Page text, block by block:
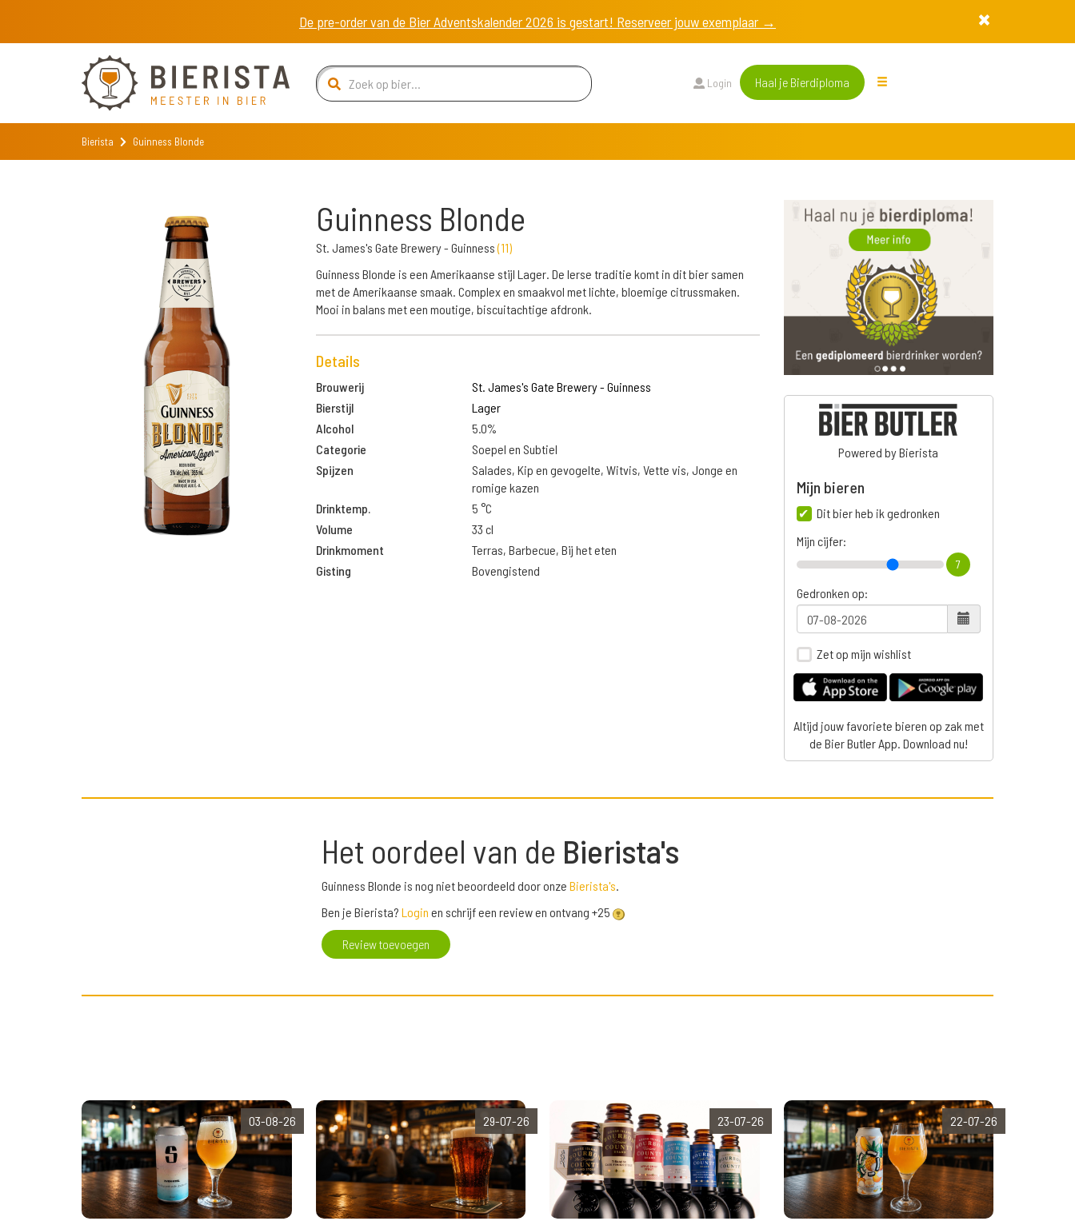
De pre-order van de Bier Adventskalender 2026 is gestart! Reserveer jouw exemplaar →
Login Haal je Bierdiploma
Bierista Guinness Blonde
Guinness Blonde
St. James's Gate Brewery - Guinness(11)
Guinness Blonde is een Amerikaanse stijl Lager. De Ierse traditie komt in dit bier samen
met de Amerikaanse smaak. Complex en smaakvol met lichte, bloemige citrussmaken.
Mooi in balans met een moutige, biscuitachtige afdronk.
Details
Brouwerij
St. James's Gate Brewery - Guinness
Bierstijl
Lager
Alcohol
5.0%
Categorie
Soepel en Subtiel
Spijzen
Salades, Kip en gevogelte, Witvis, Vette vis, Jonge en
romige kazen
Drinktemp.
5 °C
Volume
33 cl
Drinkmoment
Terras, Barbecue, Bij het eten
Gisting
Bovengistend
Powered by Bierista
Mijn bieren
Dit bier heb ik gedronken
Mijn cijfer:
7
Gedronken op:
Zet op mijn wishlist
Altijd jouw favoriete bieren op zak met
de Bier Butler App. Download nu!
Het oordeel van de Bierista's
Guinness Blonde is nog niet beoordeeld door onze Bierista's.
Ben je Bierista? Login en schrijf een review en ontvang +25
Review toevoegen
03-08-26 29-07-26 23-07-26 22-07-26